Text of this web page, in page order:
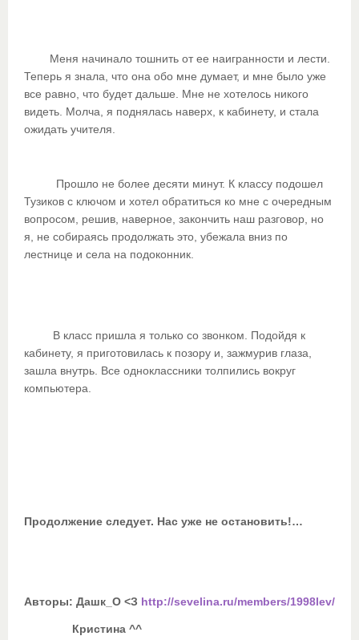
Меня начинало тошнить от ее наигранности и лести.
Теперь я знала, что она обо мне думает, и мне было уже
все равно, что будет дальше. Мне не хотелось никого
видеть. Молча, я поднялась наверх, к кабинету, и стала
ожидать учителя.
Прошло не более десяти минут. К классу подошел
Тузиков с ключом и хотел обратиться ко мне с очередным
вопросом, решив, наверное, закончить наш разговор, но
я, не собираясь продолжать это, убежала вниз по
лестнице и села на подоконник.
В класс пришла я только со звонком. Подойдя к
кабинету, я приготовилась к позору и, зажмурив глаза,
зашла внутрь. Все одноклассники толпились вокруг
компьютера.
Продолжение следует. Нас уже не остановить!…
Авторы: Дашк_О <З http://sevelina.ru/members/1998lev/
Кристина ^^